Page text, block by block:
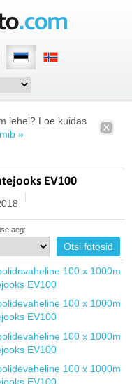
lehel? Loe kuidas
»
EV100
aeg: